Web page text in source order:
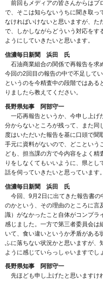
前回もメディアの皆さんからはプ
で、そこは知らないうちに聞き取っ
なければいけないと思いますが、た
で、しかしながらどういう対応をす
ようにしていきたいと思います。
信濃毎日新聞 浜田 氏
石油商業組合の関係で再報告を求
今回の2回目の報告の中で不足して
というのを今精査中の段階ではあ
りましたら教えてください。
長野県知事 阿部守一
一応再報告というか、今申し上げ
分からないところが残って、また同
度はいただいた報告を基に口頭で聞
手元に資料がないので、どこという
ども、担当課の方で今内容をよく
りをしなくてもいいように、県と
話を伺っていきたいと思っています。
信濃毎日新聞 浜田 氏
今回、9月2日に出てきた報告書の
のかという、その理由のところに言
識）がなかったこと自体がコンプラ
感じました。一方で第三者委員会は
いて、食い違いというか矛盾がある
ふに落ちない状況かと思いますが、
ように感じていらっしゃいますでし
長野県知事 阿部守一
先ほども申し上げたと思いますけ